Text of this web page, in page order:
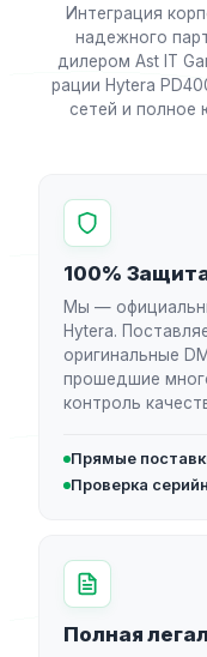
Интеграция
надежного
дилером Ast IT
рации Hytera
сетей и полное
100%
Мы —
Hytera.
оригинальные
прошедшие
контроль
Прямые
Проверка
Полная